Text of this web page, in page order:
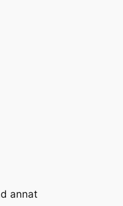
annat